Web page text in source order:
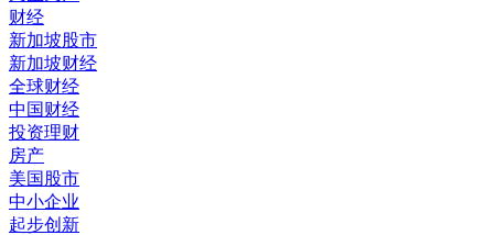
财经
新加坡股市
新加坡财经
全球财经
中国财经
投资理财
房产
美国股市
中小企业
起步创新